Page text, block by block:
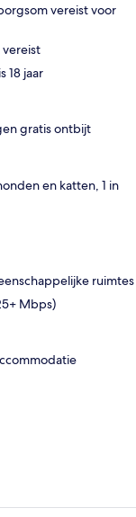
vereist voor
18 jaar
gratis ontbijt
en katten, 1 in
ruimtes
Mbps)